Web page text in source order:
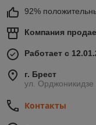
92%
Компания
Работает с
г. Брест
ул. Орджоникидзе
Контакты